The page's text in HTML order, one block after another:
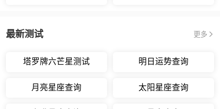
最新测试 更多
塔罗牌六芒星测试 明日运势查询
月亮星座查询 太阳星座查询